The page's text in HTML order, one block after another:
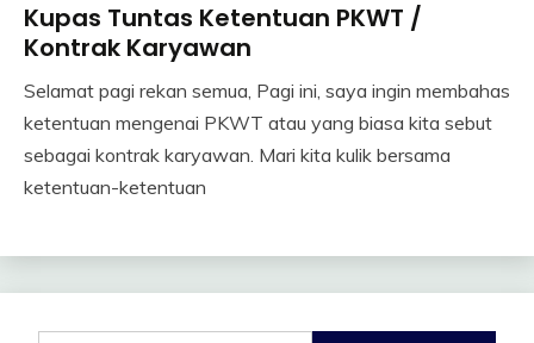
Industrial
Relation
Kupas Tuntas Ketentuan PKWT /
Kontrak Karyawan
20
2019
Himawan
Selamat pagi rekan semua, Pagi ini, saya ingin membahas
ketentuan mengenai PKWT atau yang biasa kita sebut
sebagai kontrak karyawan. Mari kita kulik bersama
ketentuan-ketentuan